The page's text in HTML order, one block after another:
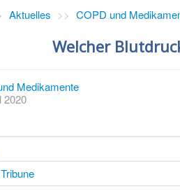
Aktuelles >> COPD und
Welcher
Medikamente
2020